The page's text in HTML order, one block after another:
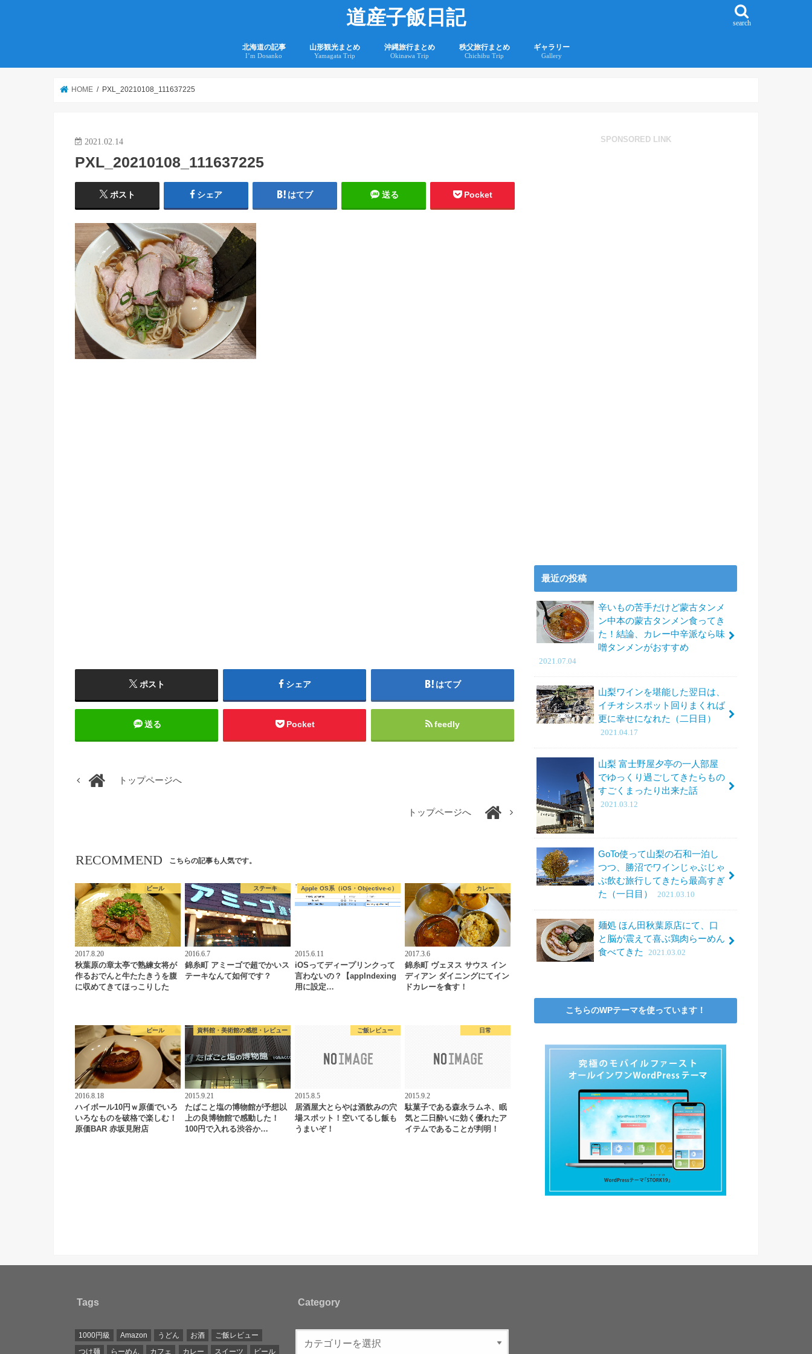
道産子飯日記 search
北海道の記事
I’m Dosanko
山形観光まとめ
Yamagata Trip
沖縄旅行まとめ
Okinawa Trip
秩父旅行まとめ
Chichibu Trip
ギャラリー
Gallery
HOME PXL_20210108_111637225
2021.02.14
PXL_20210108_111637225
ポスト シェア はてブ 送る Pocket
ポスト シェア はてブ
送る Pocket feedly
トップページへ
トップページへ
RECOMMEND こちらの記事も人気です。
ビール
2017.8.20
秋葉原の章太亭で熟練女将が
作るおでんと牛たたきうを腹
に収めてきてほっこりした
ステーキ
2016.6.7
錦糸町 アミーゴで超でかいス
テーキなんて如何です？
Apple OS系（iOS・Objective-c）
2015.6.11
iOSってディープリンクって
言わないの？【appIndexing
用に設定…
カレー
2017.3.6
錦糸町 ヴェヌス サウス イン
ディアン ダイニングにてイン
ドカレーを食す！
ビール
2016.8.18
ハイボール10円ｗ原価でいろ
いろなものを破格で楽しむ！
原価BAR 赤坂見附店
資料館・美術館の感想・レビュー
2015.9.21
たばこと塩の博物館が予想以
上の良博物館で感動した！
100円で入れる渋谷か…
ご飯レビュー
2015.8.5
居酒屋大とらやは酒飲みの穴
場スポット！空いてるし飯も
うまいぞ！
日常
2015.9.2
駄菓子である森永ラムネ、眠
気と二日酔いに効く優れたア
イテムであることが判明！
SPONSORED LINK
最近の投稿
辛いもの苦手だけど蒙古タンメ
ン中本の蒙古タンメン食ってき
た！結論、カレー中辛派なら味
噌タンメンがおすすめ
2021.07.04
山梨ワインを堪能した翌日は、
イチオシスポット回りまくれば
更に幸せになれた（二日目）
2021.04.17
山梨 富士野屋夕亭の一人部屋
でゆっくり過ごしてきたらもの
すごくまったり出来た話
2021.03.12
GoTo使って山梨の石和一泊し
つつ、勝沼でワインじゃぶじゃ
ぶ飲む旅行してきたら最高すぎ
た（一日目）
2021.03.10
麺処 ほん田秋葉原店にて、口
と脳が震えて喜ぶ鶏肉らーめん
食べてきた
2021.03.02
こちらのWPテーマを使っています！
Tags
1000円級 Amazon うどん お酒
ご飯レビュー
つけ麺
らーめん カフェ カレー スイーツ ビール
Category